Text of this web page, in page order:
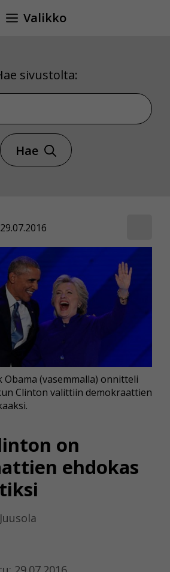
Valikko
sivustolta:
Hae sivustolta
Hae
29.07.2016
on
ehdokas
Obama (vasemmalla) onnitteli
Clinton valittiin demokraattien